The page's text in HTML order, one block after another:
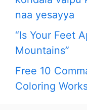
naa yesayya
“Is Your Feet
Mountains”
Free 10
Coloring